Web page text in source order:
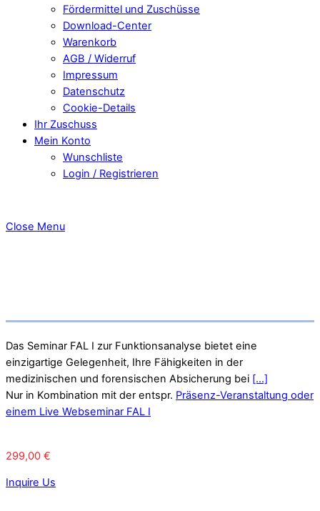
Fördermittel und Zuschüsse
Download-Center
Warenkorb
AGB / Widerruf
Impressum
Datenschutz
Cookie-Details
Ihr Zuschuss
Mein Konto
Wunschliste
Login / Registrieren
Close Menu
Das Seminar FAL I zur Funktionsanalyse bietet eine
einzigartige Gelegenheit, Ihre Fähigkeiten in der
medizinischen und forensischen Absicherung bei [...]
Nur in Kombination mit der entspr. Präsenz-Veranstaltung oder
einem Live Webseminar FAL I
299,00 €
Inquire Us